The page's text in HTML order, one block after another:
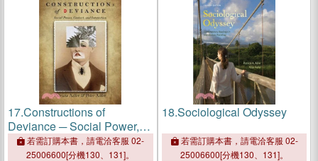
17.Constructions of
Deviance ─ Social Power,
Context, and Interaction
若需訂購本書，請電洽客服 02-
25006600[分機130、131]。
18.Sociological Odyssey
若需訂購本書，請電洽客服 02-
25006600[分機130、131]。